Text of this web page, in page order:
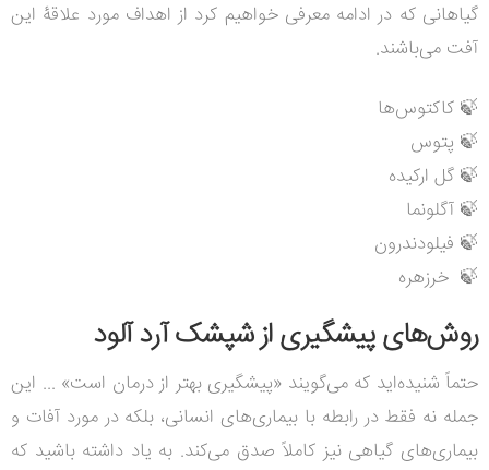
گیاهانی که در ادامه معرفی خواهیم کرد از اهداف مورد علاقۀ این
آفت می‌باشند.
🍃 کاکتوس‌ها
🍃 پتوس
🍃 گل ارکیده
🍃 آگلونما
🍃 فیلودندرون
🍃 خرزهره
روش‌های پیشگیری از شپشک آرد آلود
حتماً شنیده‌اید که می‌گویند «پیشگیری بهتر از درمان است» ... این
جمله نه فقط در رابطه با بیماری‌های انسانی، بلکه در مورد آفات و
بیماری‌های گیاهی نیز کاملاً صدق می‌کند. به یاد داشته باشید که